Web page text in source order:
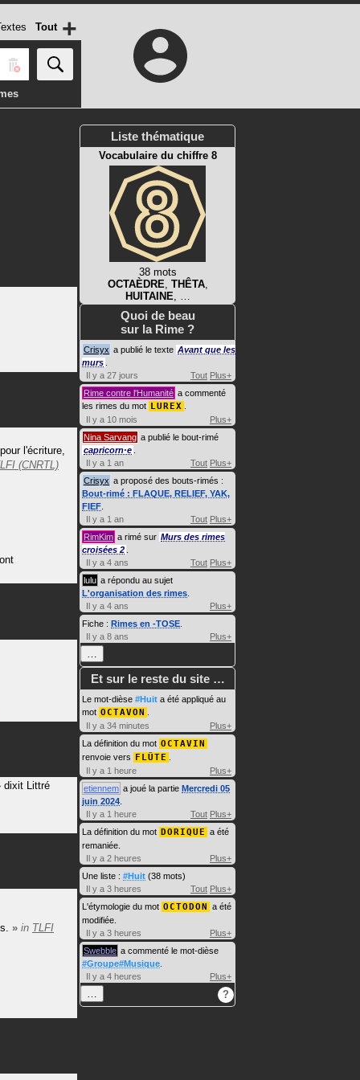
Tout +
l'écriture,
(CNRTL)
dixit
Littré
» in TLFI
Liste thématique
Vocabulaire du chiffre 8
38 mots
OCTAÈDRE, THÊTA,
HUITAINE, …
Quoi de beau
sur la Rime ?
Crisyx a publié le texte Avant que les
murs
Il y a 27 jours
Tout Plus+
Rime contre l'Humanité a commenté
les rimes du mot LUREX
Il y a 10 mois
Plus+
Nina Sarvang a publié le bout-rimé
capricorn·e
Il y a 1 an
Tout Plus+
Crisyx a proposé des bouts-rimés :
Bout-rimé : FLAQUE, RELIEF, YAK,
FIEF
Il y a 1 an
Tout Plus+
RimKim a rimé sur Murs des rimes
croisées 2
Il y a 4 ans
Tout Plus+
lulu a répondu au sujet
L'organisation des rimes
Il y a 4 ans
Plus+
Fiche : Rimes en -TOSE
Il y a 8 ans
Plus+
…
Et sur le reste du site …
Le mot-dièse #Huit a été appliqué au
mot OCTAVON
Il y a 34 minutes
Plus+
La définition du mot OCTAVIN
renvoie vers FLÛTE
Il y a 1 heure
Plus+
etiennem a joué la partie Mercredi 05
juin 2024
Il y a 1 heure
Tout Plus+
La définition du mot DORIQUE a été
remaniée.
Il y a 2 heures
Plus+
Une liste : #Huit (38 mots)
Il y a 3 heures
Tout Plus+
L'étymologie du mot OCTODON a été
modifiée.
Il y a 3 heures
Plus+
Swebble a commenté le mot-dièse
#Groupe#Musique
Il y a 4 heures
Plus+
… ?